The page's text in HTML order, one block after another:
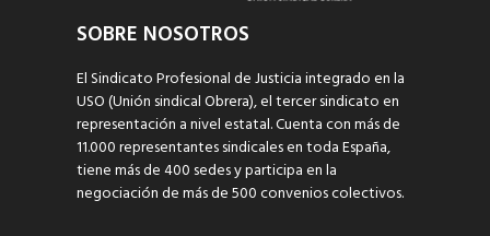
SOBRE NOSOTROS
El Sindicato Profesional de Justicia integrado en la
USO (Unión sindical Obrera), el tercer sindicato en
representación a nivel estatal. Cuenta con más de
11.000 representantes sindicales en toda España,
tiene más de 400 sedes y participa en la
negociación de más de 500 convenios colectivos.